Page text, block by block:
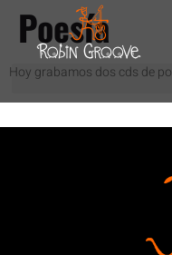
Poesía
Hoy grabamos dos cds de